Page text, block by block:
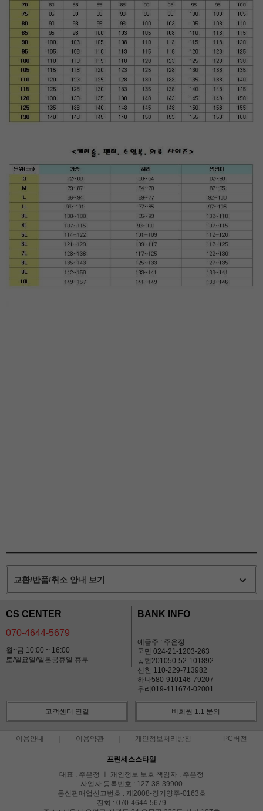
교환/반품/취소 안내 보기
CS CENTER
070-4644-5679
월~금 10:00 ~ 16:00
토/일요일/일본공휴일 휴무
BANK INFO
예금주 : 주은정
국민 024-21-1203-263
농협201050-52-101892
신한 110-229-713982
하나580-910146-79207
우리019-411674-02001
고객센터 연결 비회원 1:1 문의
이용안내 이용약관 개인정보처리방침 PC버전
프린세스스타일
대표 : 주은정 ㅣ 개인정보 보호 책임자 : 주은정
사업자 등록번호 : 127-38-39900
통신판매업신고번호 : 제2008-경기양주-0163호
전화 : 070-4644-5679